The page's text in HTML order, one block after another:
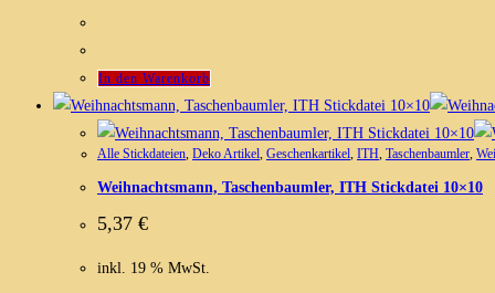
In den Warenkorb
Alle Stickdateien, Deko Artikel, Geschenkartikel, ITH, Taschenbaumler,
Weihnachtsmann, Taschenbaumler, ITH Stickdatei 10×10
5,37 €
inkl. 19 % MwSt.